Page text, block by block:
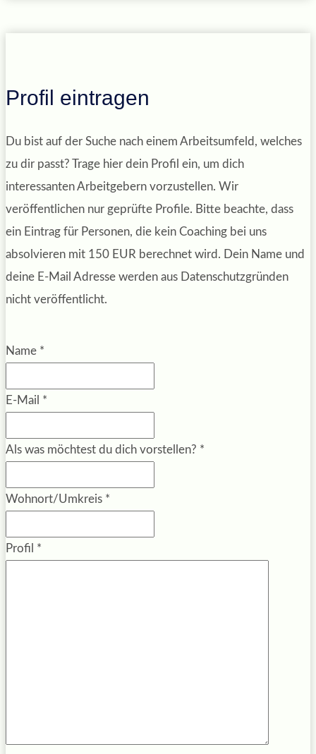
Profil eintragen
Du bist auf der Suche nach einem Arbeitsumfeld, welches
zu dir passt? Trage hier dein Profil ein, um dich
interessanten Arbeitgebern vorzustellen. Wir
veröffentlichen nur geprüfte Profile. Bitte beachte, dass
ein Eintrag für Personen, die kein Coaching bei uns
absolvieren mit 150 EUR berechnet wird. Dein Name und
deine E-Mail Adresse werden aus Datenschutzgründen
nicht veröffentlicht.
Name *
E-Mail *
Als was möchtest du dich vorstellen? *
Wohnort/Umkreis *
Profil *